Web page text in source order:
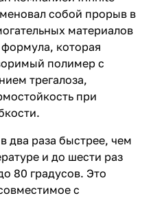
собой прорыв в
материалов
которая
полимер с
трегалоза,
при
два раза быстрее, чем
и до шести раз
80 градусов. Это
с